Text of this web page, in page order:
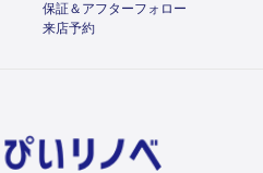
保証＆アフターフォロー
来店予約